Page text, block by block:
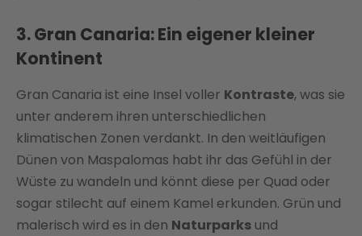
3. Gran Canaria: Ein eigener kleiner
Kontinent
Gran Canaria ist eine Insel voller Kontraste, was sie
unter anderem ihren unterschiedlichen
klimatischen Zonen verdankt. In den weitläufigen
Dünen von Maspalomas habt ihr das Gefühl in der
Wüste zu wandeln und könnt diese per Quad oder
sogar stilecht auf einem Kamel erkunden. Grün und
malerisch wird es in den Naturparks und